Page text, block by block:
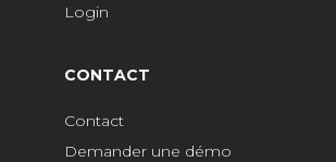
Login
CONTACT
Contact
Demander une démo